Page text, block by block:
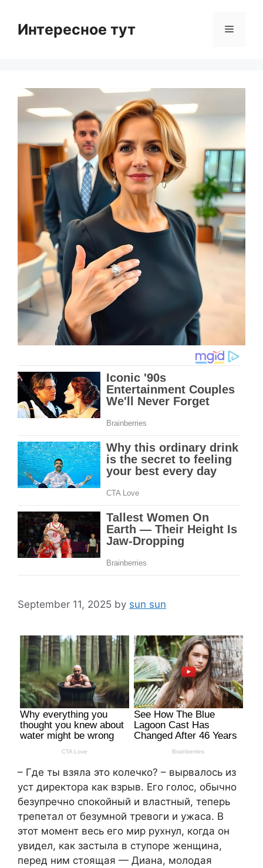
contentИнтересное тут Menu
September 11, 2025 by sun sun
– Где ты взяла это колечко? – вырвалось из
уст директора как взрыв. Его голос, обычно
безупречно спокойный и властный, теперь
трепетал от безумной тревоги и ужаса. В
этот момент весь его мир рухнул, когда он
увидел, как застыла в ступоре женщина,
перед ним стоящая — Диана, молодая